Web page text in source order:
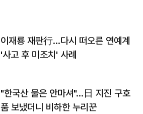
이재룡 재판行…다시 떠오른 연예계
'사고 후 미조치' 사례
"한국산 물은 안마셔"…日 지진 구호
품 보냈더니 비하한 누리꾼